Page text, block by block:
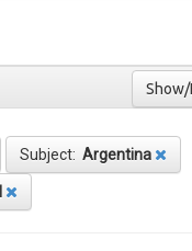
Subject: Argentina